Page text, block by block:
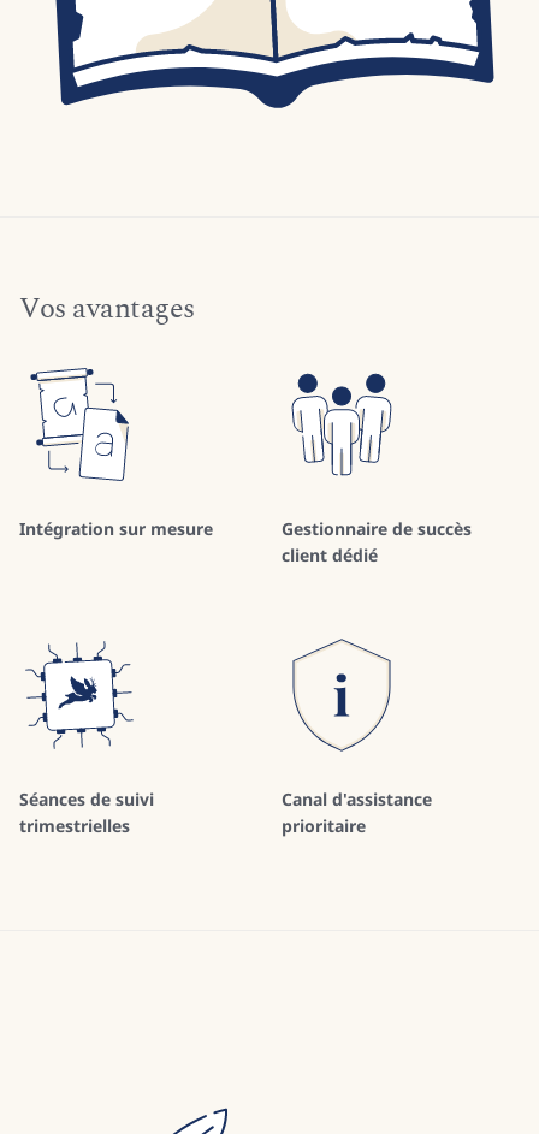
Vos avantages
Intégration sur mesure
Gestionnaire de succès
client dédié
Séances de suivi
trimestrielles
Canal d'assistance
prioritaire